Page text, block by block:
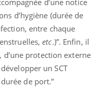
d’hygiène (durée de
entre chaque
etc.)”. Enfin, il
d’une protection externe
un SCT
de port.”